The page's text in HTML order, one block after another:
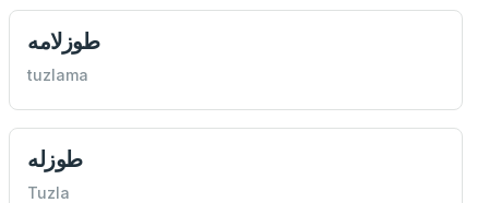
طوزلامه
tuzlama
طوزله
Tuzla